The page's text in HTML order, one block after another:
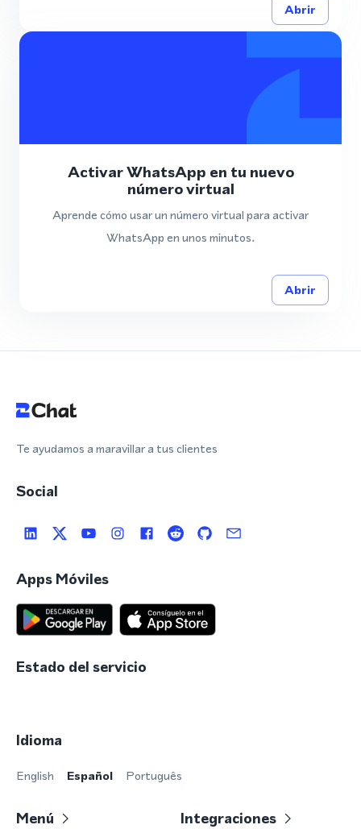
Abrir
Activar WhatsApp en tu nuevo
número virtual
Aprende cómo usar un número virtual para activar
WhatsApp en unos minutos.
Abrir
Te ayudamos a maravillar a tus clientes
Social
Apps Móviles
Estado del servicio
Idioma
English Español Português
Menú Integraciones